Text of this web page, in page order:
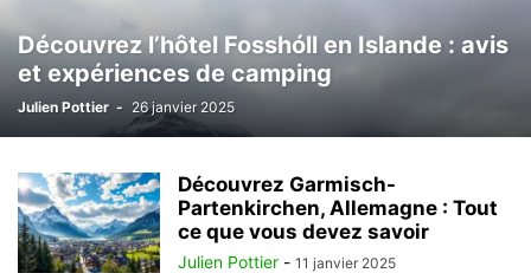
Découvrez l’hôtel Fosshóll en Islande : avis
et expériences de camping
Julien Pottier - 26 janvier 2025
Découvrez Garmisch-
Partenkirchen, Allemagne : Tout
ce que vous devez savoir
Julien Pottier - 11 janvier 2025